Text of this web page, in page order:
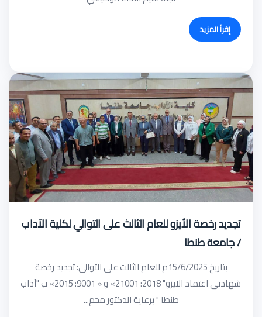
إقرأ المزيد
تجديد رخصة الأيزو للعام الثالث على التوالي لكلية الآداب
/ جامعة طنطا
بتاريخ 15/6/2025م للعام الثالث على التوالى: تجديد رخصة
شهادتى اعتماد الايزو" 2018: 21001» و « 9001: 2015» ب "آداب
طنطا " برعاية الدكتور محم...